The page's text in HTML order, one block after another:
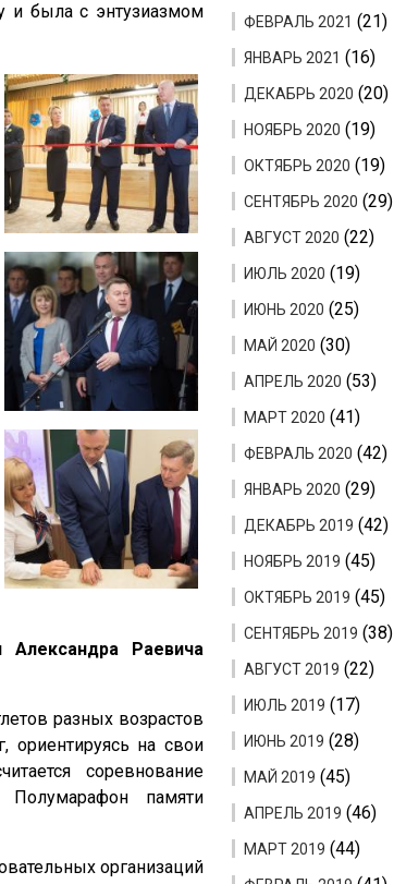
и была с энтузиазмом
Раевича
разных возрастов
ориентируясь на свои
соревнование
Полумарафон памяти
организаций
ФЕВРАЛЬ 2021 (21)
ЯНВАРЬ 2021 (16)
ДЕКАБРЬ 2020 (20)
НОЯБРЬ 2020 (19)
ОКТЯБРЬ 2020 (19)
СЕНТЯБРЬ 2020 (29)
АВГУСТ 2020 (22)
ИЮЛЬ 2020 (19)
ИЮНЬ 2020 (25)
МАЙ 2020 (30)
АПРЕЛЬ 2020 (53)
МАРТ 2020 (41)
ФЕВРАЛЬ 2020 (42)
ЯНВАРЬ 2020 (29)
ДЕКАБРЬ 2019 (42)
НОЯБРЬ 2019 (45)
ОКТЯБРЬ 2019 (45)
СЕНТЯБРЬ 2019 (38)
АВГУСТ 2019 (22)
ИЮЛЬ 2019 (17)
ИЮНЬ 2019 (28)
МАЙ 2019 (45)
АПРЕЛЬ 2019 (46)
МАРТ 2019 (44)